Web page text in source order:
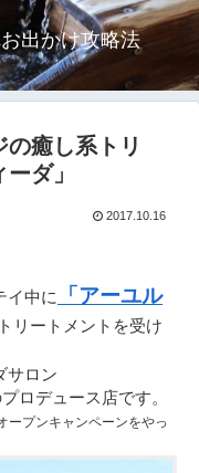
出かけ攻略法
癒し系トリ
ダ」
2017.10.16
イ中に
「アーユル
リートメントを受け
サロン
ロデュース店です。
ープンキャンペーンをやっ